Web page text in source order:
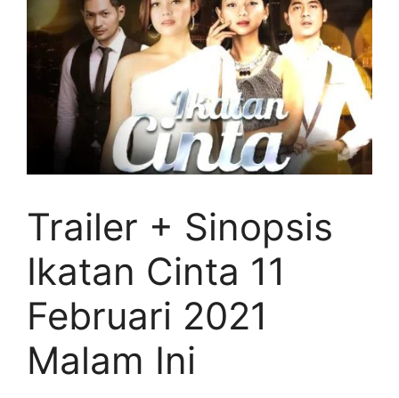
Trailer + Sinopsis
Ikatan Cinta 11
Februari 2021
Malam Ini